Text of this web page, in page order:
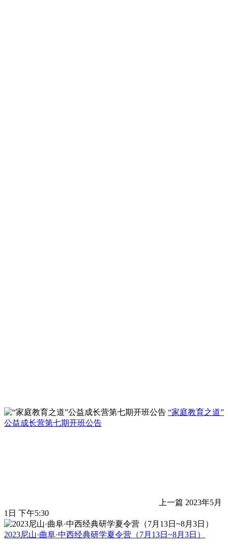
“家庭教育之道”
公益成长营第七期开班公告
上一篇 2023年5月
1日 下午5:30
2023尼山·曲阜·中西经典研学夏令营（7月13日~8月3日）